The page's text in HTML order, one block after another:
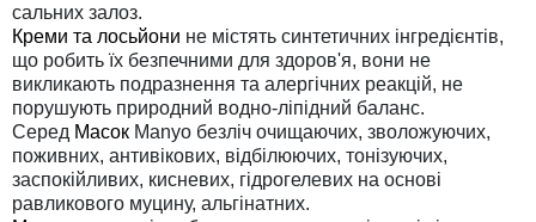
сальних залоз.
Креми та лосьйони не містять синтетичних інгредієнтів,
що робить їх безпечними для здоров'я, вони не
викликають подразнення та алергічних реакцій, не
порушують природний водно-ліпідний баланс.
Серед Масок Manyo безліч очищаючих, зволожуючих,
поживних, антивікових, відбілюючих, тонізуючих,
заспокійливих, кисневих, гідрогелевих на основі
равликового муцину, альгінатних.